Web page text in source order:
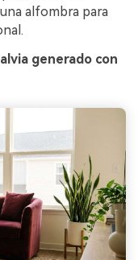
alfombra para
generado con